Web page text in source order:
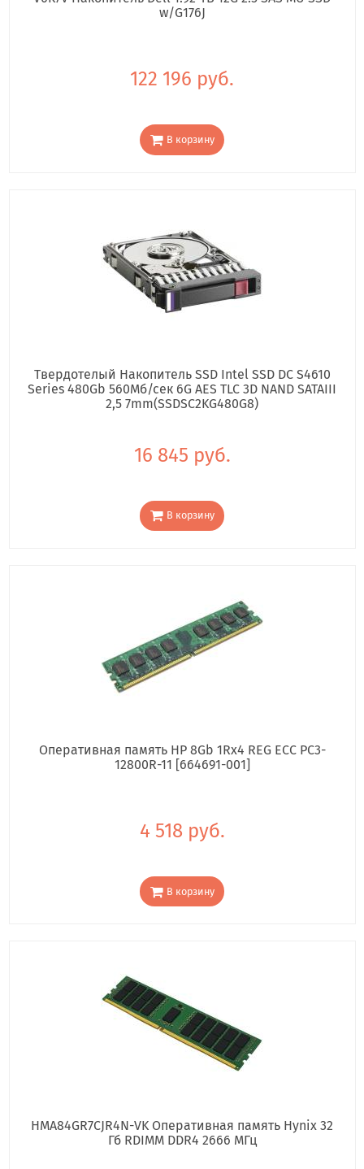
w/G176J
122 196 руб.
В корзину
Твердотелый Накопитель SSD Intel SSD DC S4610
Series 480Gb 560Мб/сек 6G AES TLC 3D NAND SATAIII
2,5 7mm(SSDSC2KG480G8)
16 845 руб.
В корзину
Оперативная память HP 8Gb 1Rx4 REG ECC PC3-
12800R-11 [664691-001]
4 518 руб.
В корзину
HMA84GR7CJR4N-VK Оперативная память Hynix 32
Гб RDIMM DDR4 2666 МГц